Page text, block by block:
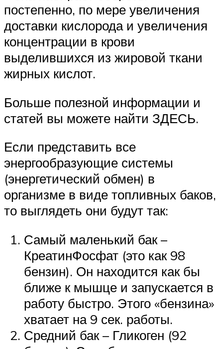
постепенно, по мере увеличения
доставки кислорода и увеличения
концентрации в крови
выделившихся из жировой ткани
жирных кислот.
Больше полезной информации и
статей вы можете найти ЗДЕСЬ.
Если представить все
энергообразующие системы
(энергетический обмен) в
организме в виде топливных баков,
то выглядеть они будут так:
Самый маленький бак –
КреатинФосфат (это как 98
бензин). Он находится как бы
ближе к мышце и запускается в
работу быстро. Этого «бензина»
хватает на 9 сек. работы.
Средний бак – Гликоген (92